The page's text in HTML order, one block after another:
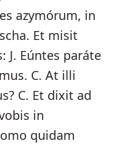
azymórum, in
Et misit
J. Eúntes paráte
C. At illi
C. Et dixit ad
in
quidam